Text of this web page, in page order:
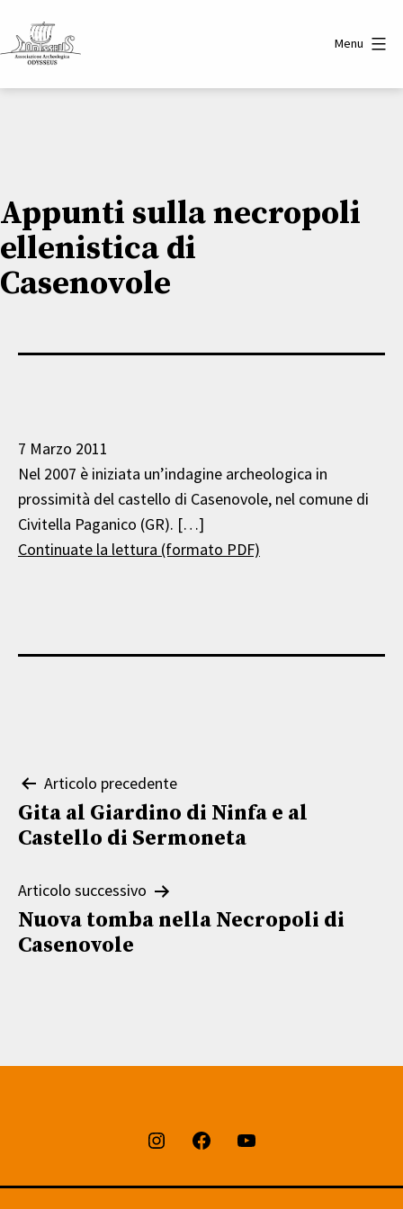
contenuto
Menu
Appunti sulla necropoli
ellenistica di
Casenovole
7 Marzo 2011
Nel 2007 è iniziata un’indagine archeologica in
prossimità del castello di Casenovole, nel comune di
Civitella Paganico (GR). […]
Continuate la lettura (formato PDF)
Navigazione
articoli
Articolo precedente
Gita al Giardino di Ninfa e al
Castello di Sermoneta
Articolo successivo
Nuova tomba nella Necropoli di
Casenovole
Instagram Facebook